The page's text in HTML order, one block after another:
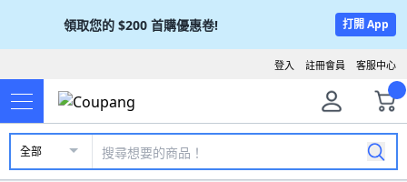
領取您的 $200 首購優惠卷! 打開 App
客服中心
註冊會員
登入
全部